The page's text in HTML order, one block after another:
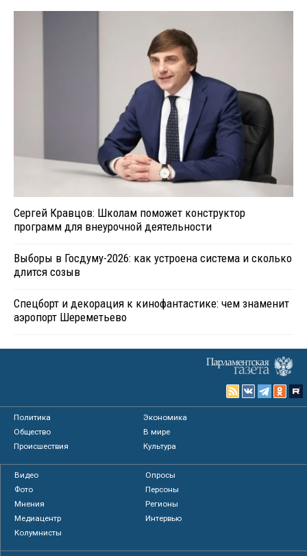
Сергей Кравцов: Школам поможет конструктор
программ для внеурочной деятельности
Выборы в Госдуму-2026: как устроена система и сколько
длится созыв
Спецборт и декорация к кинофантастике: чем знаменит
аэропорт Шереметьево
Политика
Экономика
Общество
В мире
Происшествия
Культура
Видео
Опросы
Фото
Персоны
Мнения
Регионы
Медиацентр
Интервью
Колумнисты